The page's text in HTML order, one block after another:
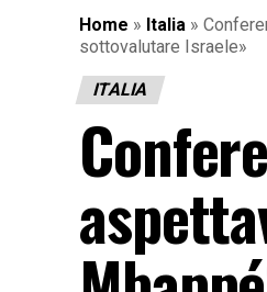
Home » Italia »
sottovalutare Israele»
ITALIA